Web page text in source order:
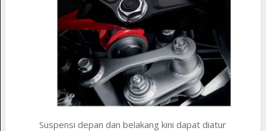
Suspensi depan dan belakang kini dapat diatur